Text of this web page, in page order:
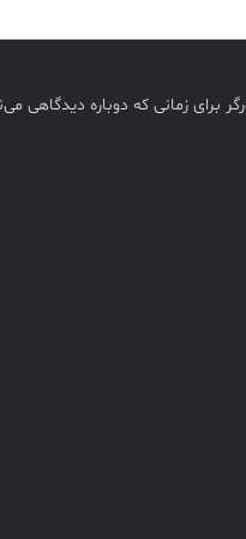
برای زمانی که دوباره دیدگاهی